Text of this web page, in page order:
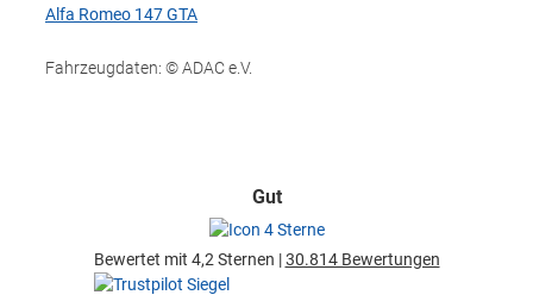
Alfa Romeo 147 GTA
Fahrzeugdaten: © ADAC e.V.
Gut
Bewertet mit 4,2 Sternen |30.814 Bewertungen